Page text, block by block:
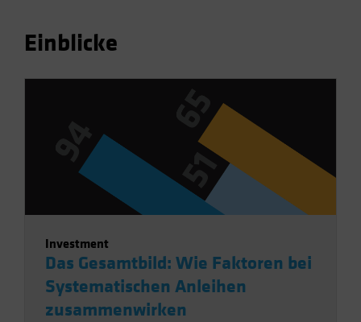
Einblicke
Investment
Das Gesamtbild: Wie Faktoren bei
Systematischen Anleihen
zusammenwirken